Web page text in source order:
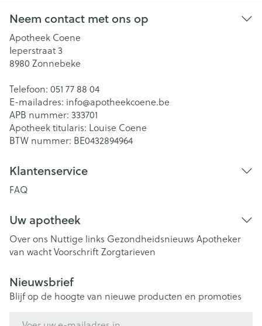
Neem contact met ons op
Apotheek Coene
Ieperstraat 3
8980 Zonnebeke
Telefoon: 051 77 88 04
E-mailadres: info@apotheekcoene.be
APB nummer: 333701
Apotheek titularis: Louise Coene
BTW nummer: BE0432894964
Klantenservice
FAQ
Uw apotheek
Over ons Nuttige links Gezondheidsnieuws Apotheker
van wachtVoorschriftZorgtarieven
Nieuwsbrief
Blijf op de hoogte van nieuwe producten en promoties